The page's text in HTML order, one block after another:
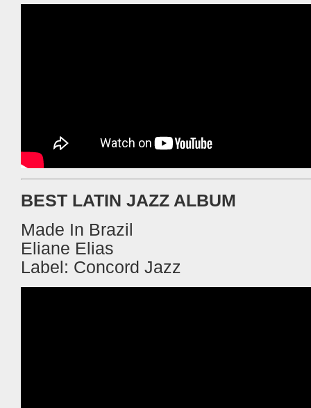
BEST LATIN JAZZ ALBUM
Made In Brazil
Eliane Elias
Label: Concord Jazz